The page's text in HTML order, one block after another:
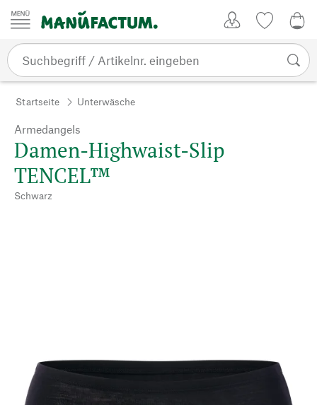
Zum Inhalt springen
Startseite Unterwäsche
Armedangels
Damen-Highwaist-Slip
TENCEL™
Schwarz